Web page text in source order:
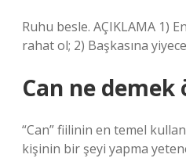
Ruhu besle. AÇIKLAMA 1)
rahat ol; 2) Başkasına
Can ne demek
“Can” fiilinin en temel
kişinin bir şeyi yapma